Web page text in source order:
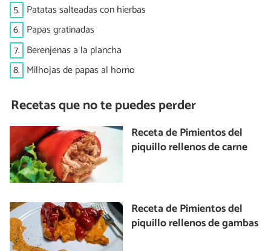
5. Patatas salteadas con hierbas
6. Papas gratinadas
7. Berenjenas a la plancha
8. Milhojas de papas al horno
Recetas que no te puedes perder
Receta de Pimientos del
piquillo rellenos de carne
Receta de Pimientos del
piquillo rellenos de gambas